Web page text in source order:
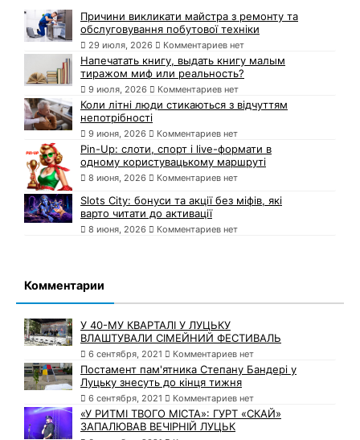
Причини викликати майстра з ремонту та
обслуговування побутової техніки
29 июля, 2026 Комментариев нет
Напечатать книгу, выдать книгу малым
тиражом миф или реальность?
9 июля, 2026 Комментариев нет
Коли літні люди стикаються з відчуттям
непотрібності
9 июня, 2026 Комментариев нет
Pin-Up: слоти, спорт і live-формати в
одному користувацькому маршруті
8 июня, 2026 Комментариев нет
Slots City: бонуси та акції без міфів, які
варто читати до активації
8 июня, 2026 Комментариев нет
Комментарии
У 40-МУ КВАРТАЛІ У ЛУЦЬКУ
ВЛАШТУВАЛИ СІМЕЙНИЙ ФЕСТИВАЛЬ
6 сентября, 2021 Комментариев нет
Постамент пам'ятника Степану Бандері у
Луцьку знесуть до кінця тижня
6 сентября, 2021 Комментариев нет
«У РИТМІ ТВОГО МІСТА»: ГУРТ «СКАЙ»
ЗАПАЛЮВАВ ВЕЧІРНІЙ ЛУЦЬК